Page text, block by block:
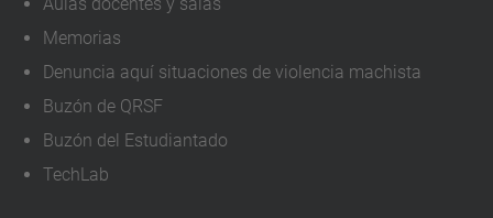
Memorias
Denuncia aquí situaciones de violencia machista
Buzón de QRSF
Buzón del Estudiantado
TechLab